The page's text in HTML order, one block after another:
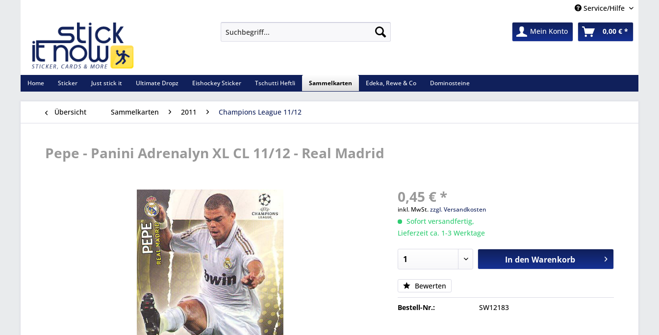
Service/Hilfe
Mein Konto 0,00 € *
Home Sticker Just stick it Ultimate Dropz Eishockey Sticker Tschutti Heftli Sammelkarten Edeka, Rewe & Co Dominosteine
Übersicht Sammelkarten 2011 Champions League 11/12
Pepe - Panini Adrenalyn XL CL 11/12 - Real Madrid
0,45 € *
inkl. MwSt.zzgl. Versandkosten
Sofort versandfertig,
Lieferzeit ca. 1-3 Werktage
In den Warenkorb
Bewerten
Bestell-Nr.: SW12183